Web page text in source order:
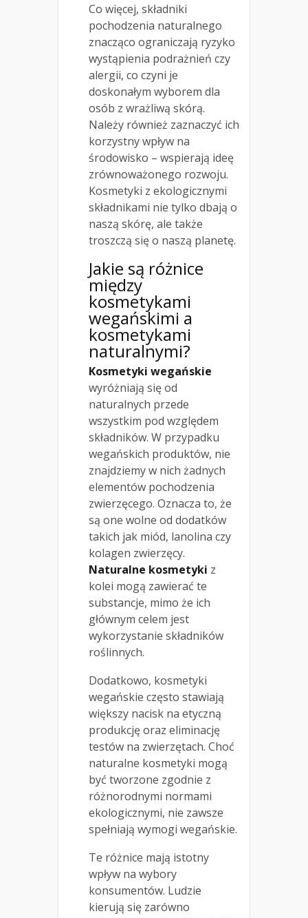
Co więcej, składniki
pochodzenia naturalnego
znacząco ograniczają ryzyko
wystąpienia podrażnień czy
alergii, co czyni je
doskonałym wyborem dla
osób z wrażliwą skórą.
Należy również zaznaczyć ich
korzystny wpływ na
środowisko – wspierają ideę
zrównoważonego rozwoju.
Kosmetyki z ekologicznymi
składnikami nie tylko dbają o
naszą skórę, ale także
troszczą się o naszą planetę.
Jakie są różnice
między
kosmetykami
wegańskimi a
kosmetykami
naturalnymi?
Kosmetyki wegańskie
wyróżniają się od
naturalnych przede
wszystkim pod względem
składników. W przypadku
wegańskich produktów, nie
znajdziemy w nich żadnych
elementów pochodzenia
zwierzęcego. Oznacza to, że
są one wolne od dodatków
takich jak miód, lanolina czy
kolagen zwierzęcy.
Naturalne kosmetyki z
kolei mogą zawierać te
substancje, mimo że ich
głównym celem jest
wykorzystanie składników
roślinnych.
Dodatkowo, kosmetyki
wegańskie często stawiają
większy nacisk na etyczną
produkcję oraz eliminację
testów na zwierzętach. Choć
naturalne kosmetyki mogą
być tworzone zgodnie z
różnorodnymi normami
ekologicznymi, nie zawsze
spełniają wymogi wegańskie.
Te różnice mają istotny
wpływ na wybory
konsumentów. Ludzie
kierują się zarówno